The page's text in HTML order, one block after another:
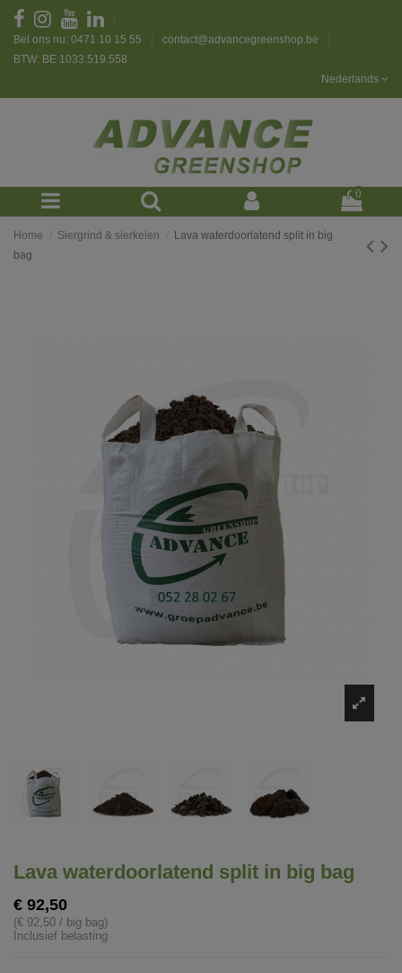
Bel ons nu: 0471 10 15 55
contact@advancegreenshop.be
BTW: BE 1033.519.558
Nederlands
0
Home Siergrind & sierkeien
Lava waterdoorlatend split in big
bag
Lava waterdoorlatend split in big bag
€ 92,50
(€ 92,50 / big bag)
Inclusief belasting